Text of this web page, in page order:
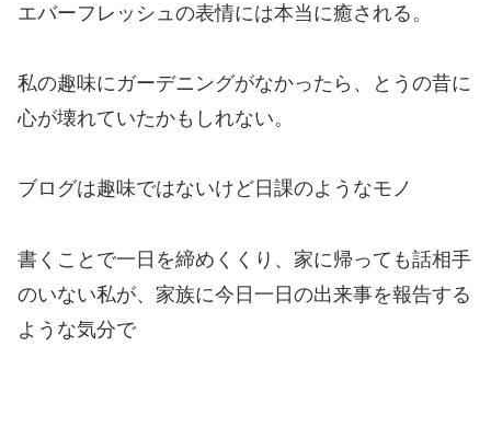
エバーフレッシュの表情には本当に癒される。
私の趣味にガーデニングがなかったら、とうの昔に
心が壊れていたかもしれない。
ブログは趣味ではないけど日課のようなモノ
書くことで一日を締めくくり、家に帰っても話相手
のいない私が、家族に今日一日の出来事を報告する
ような気分で